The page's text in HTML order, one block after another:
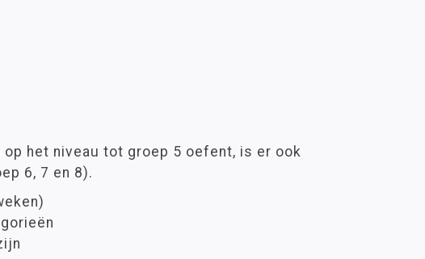
het niveau tot groep 5 oefent, is er ook
6, 7 en 8).